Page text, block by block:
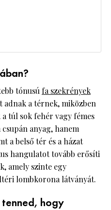
tónusú fa szekrények
adnak a térnek, miközben
túl sok fehér vagy fémes
anyag, hanem
a belső tér és a házat
hangulatot tovább erősíti
amely szinte egy
lombkorona látványát.
hogy